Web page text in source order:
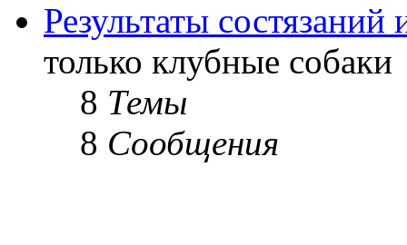
Результаты
только клубные собаки
8 Темы
8 Сообщения